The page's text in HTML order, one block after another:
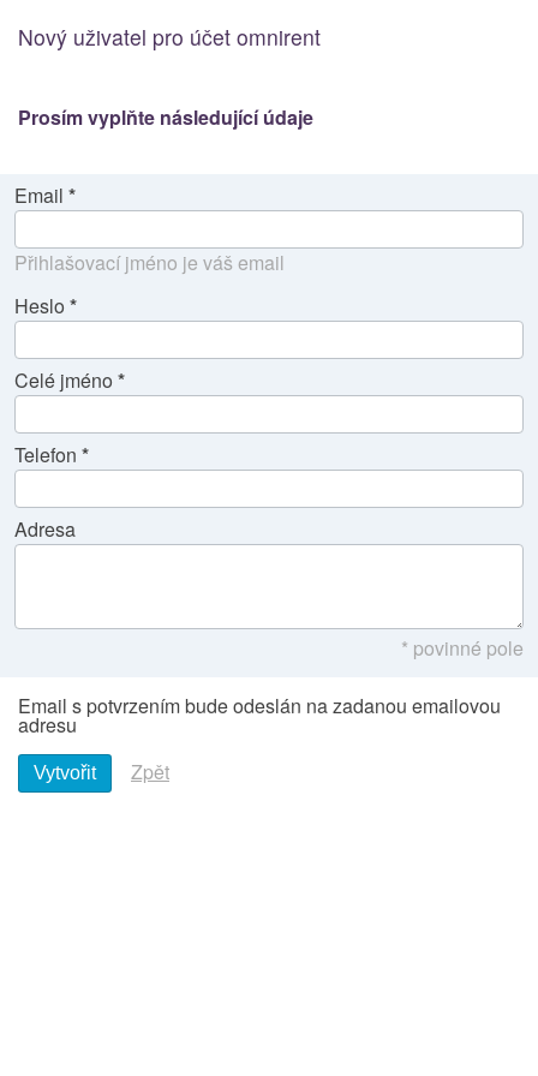
Nový uživatel pro účet omnirent
Prosím vyplňte následující údaje
Email
Přihlašovací jméno je váš email
Heslo
Celé jméno
Telefon
Adresa
* povinné pole
Email s potvrzením bude odeslán na zadanou emailovou
adresu
Zpět